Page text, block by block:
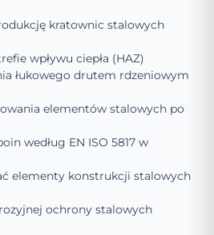
kratownic stalowych
wpływu ciepła (HAZ)
łukowego drutem rdzeniowym
elementów stalowych po
według EN ISO 5817 w
elementy konstrukcji stalowych
ochrony stalowych